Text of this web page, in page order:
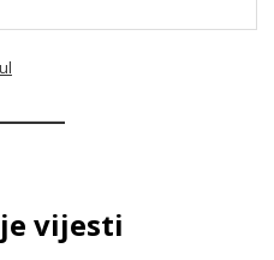
vijesti